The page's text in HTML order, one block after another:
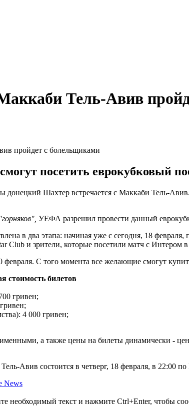
Тель-Авив
посетить еврокубковый
Шахтер встречается с Маккаби Тель-
УЕФА разрешил провести данный
в два этапа: начиная уже с сегодня, 18
Club и зрители, которые посетили матч с Интером
февраля. С того момента все желающие смогут
стоимость билетов
гривен;
4 000 гривен;
а также цены на билеты динамически -
Авив состоится в четверг, 18 февраля, в 22:00 по
News
необходимый текст и нажмите Ctrl+Enter, чтобы